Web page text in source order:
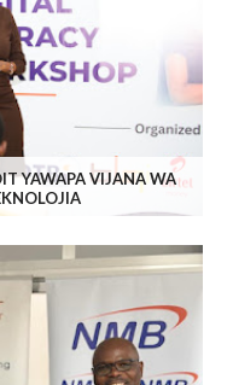
YAWAPA VIJANA WA